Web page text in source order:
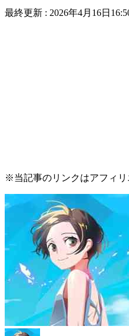
最終更新 : 2026年4月16日
※当記事のリンクはアフィリ